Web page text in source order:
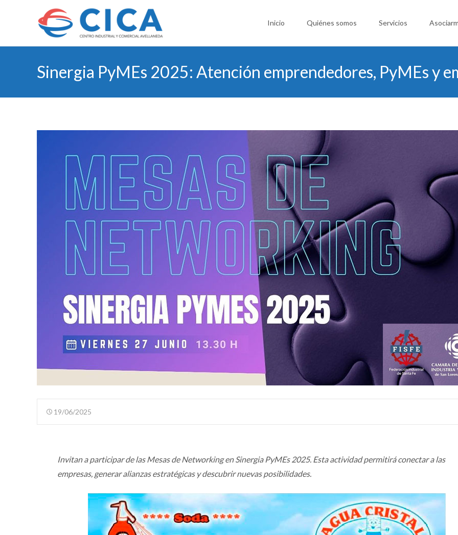
Inicio Quiénes somos Servicios
Sinergia PyMEs 2025: Atención emprendedores, PyMEs y
19/06/2025
Invitan a participar de las Mesas de Networking en Sinergia PyMEs 2025. Esta actividad permitirá conectar a las
empresas, generar alianzas estratégicas y descubrir nuevas posibilidades.